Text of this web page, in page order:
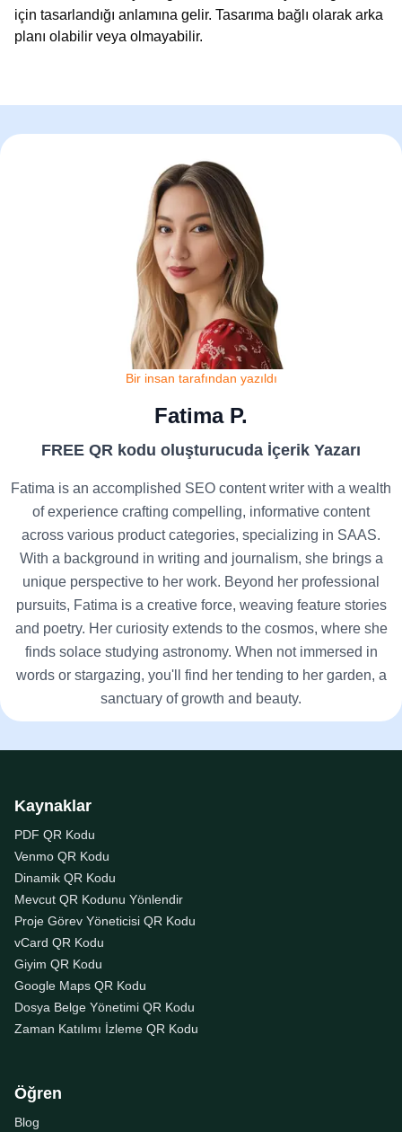
için tasarlandığı anlamına gelir. Tasarıma bağlı olarak arka
planı olabilir veya olmayabilir.
Bir insan tarafından yazıldı
Fatima P.
FREE QR kodu oluşturucuda İçerik Yazarı
Fatima is an accomplished SEO content writer with a wealth
of experience crafting compelling, informative content
across various product categories, specializing in SAAS.
With a background in writing and journalism, she brings a
unique perspective to her work. Beyond her professional
pursuits, Fatima is a creative force, weaving feature stories
and poetry. Her curiosity extends to the cosmos, where she
finds solace studying astronomy. When not immersed in
words or stargazing, you'll find her tending to her garden, a
sanctuary of growth and beauty.
Kaynaklar
PDF QR Kodu
Venmo QR Kodu
Dinamik QR Kodu
Mevcut QR Kodunu Yönlendir
Proje Görev Yöneticisi QR Kodu
vCard QR Kodu
Giyim QR Kodu
Google Maps QR Kodu
Dosya Belge Yönetimi QR Kodu
Zaman Katılımı İzleme QR Kodu
Öğren
Blog